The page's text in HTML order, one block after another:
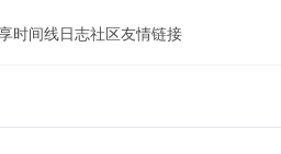
时间线日志社区友情链接